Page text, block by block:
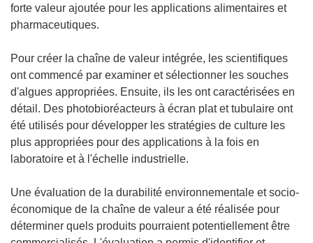
l
e
n
ê
t
r
e
)
forte valeur ajoutée pour les applications alimentaires et
pharmaceutiques.
Pour créer la chaîne de valeur intégrée, les scientifiques
ont commencé par examiner et sélectionner les souches
d'algues appropriées. Ensuite, ils les ont caractérisées en
détail. Des photobioréacteurs à écran plat et tubulaire ont
été utilisés pour développer les stratégies de culture les
plus appropriées pour des applications à la fois en
laboratoire et à l'échelle industrielle.
Une évaluation de la durabilité environnementale et socio-
économique de la chaîne de valeur a été réalisée pour
déterminer quels produits pourraient potentiellement être